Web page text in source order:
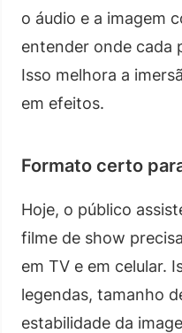
o áudio e a imagem
entender onde cada
Isso melhora a
em efeitos.
Formato certo
Hoje, o público
filme de show
em TV e em celular.
legendas, tamanho
estabilidade da